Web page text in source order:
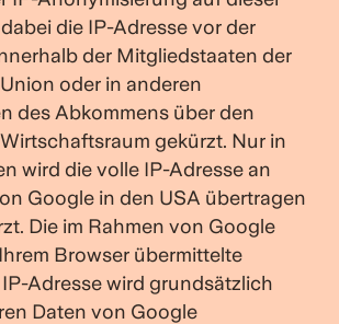
die IP-Adresse vor der
der Mitgliedstaaten der
oder in anderen
des Abkommens über den
gekürzt. Nur in
wird die volle IP-Adresse an
Google in den USA übertragen
Die im Rahmen von Google
Browser übermittelte
Adresse wird grundsätzlich
Daten von Google